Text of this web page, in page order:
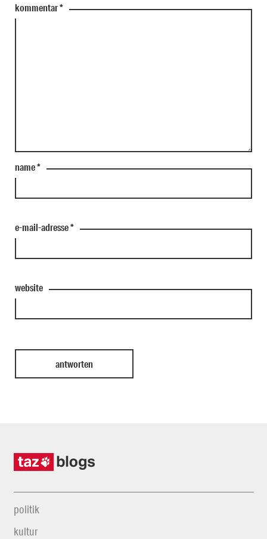
kommentar*
name*
e-mail-adresse*
website
politik
kultur